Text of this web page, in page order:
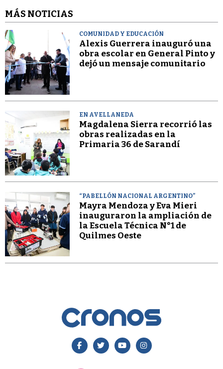
MÁS NOTICIAS
COMUNIDAD Y EDUCACIÓN
Alexis Guerrera inauguró una
obra escolar en General Pinto y
dejó un mensaje comunitario
EN AVELLANEDA
Magdalena Sierra recorrió las
obras realizadas en la
Primaria 36 de Sarandí
“PABELLÓN NACIONAL ARGENTINO”
Mayra Mendoza y Eva Mieri
inauguraron la ampliación de
la Escuela Técnica N°1 de
Quilmes Oeste